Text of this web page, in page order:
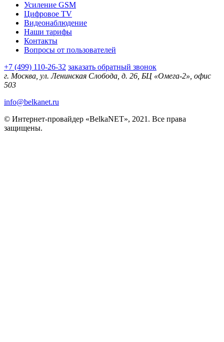
Усиление GSM
Цифровое TV
Видеонаблюдение
Наши тарифы
Контакты
Вопросы от пользователей
+7 (499) 110-26-32 заказать обратный звонок
г. Москва, ул. Ленинская Слобода, д. 26, БЦ «Омега-2», офис
503
info@belkanet.ru
© Интернет-провайдер «BelkaNET», 2021. Все права
защищены.